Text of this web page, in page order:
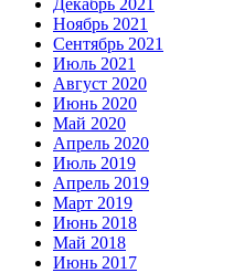
Декабрь 2021
Ноябрь 2021
Сентябрь 2021
Июль 2021
Август 2020
Июнь 2020
Май 2020
Апрель 2020
Июль 2019
Апрель 2019
Март 2019
Июнь 2018
Май 2018
Июнь 2017